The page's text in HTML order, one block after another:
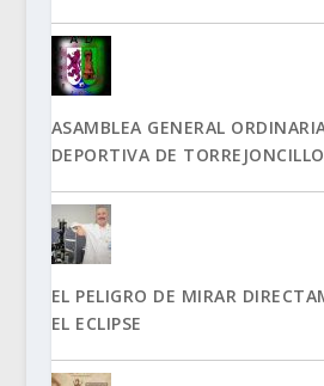
ASAMBLEA GENERAL
DEPORTIVA DE TORREJONCILLO
EL PELIGRO DE MIRAR
EL ECLIPSE